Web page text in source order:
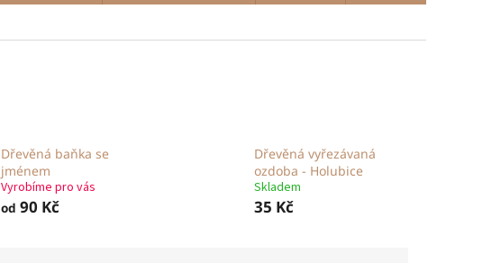
Dřevěná baňka se
jménem
Vyrobíme pro vás
od 90 Kč
Dřevěná vyřezávaná
ozdoba - Holubice
Skladem
35 Kč